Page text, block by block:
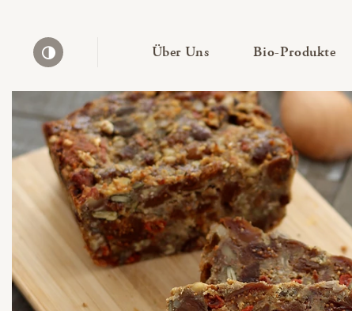
Über Uns— UntermenüBio-Produkte—